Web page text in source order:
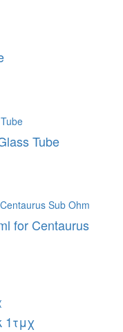
Tube
for Centaurus
1τμχ